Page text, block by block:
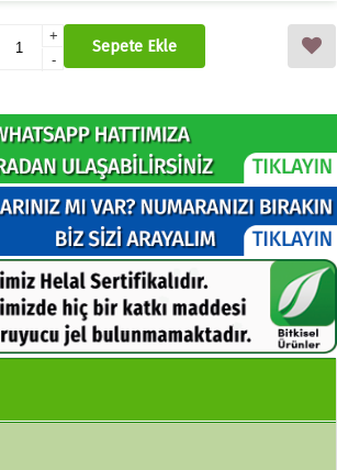
+
-
Sepete Ekle